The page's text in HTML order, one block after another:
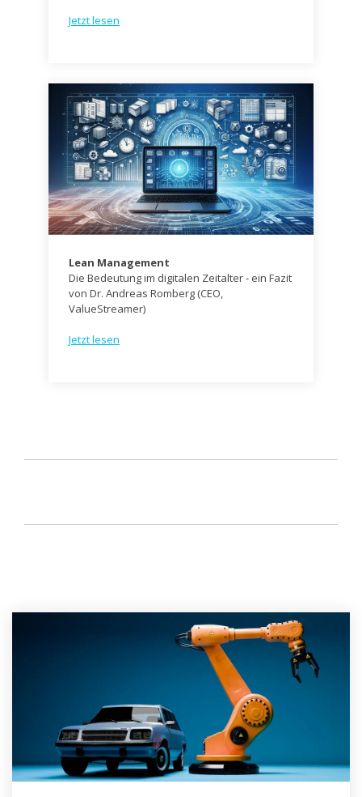
Jetzt lesen
Lean Management
Die Bedeutung im digitalen Zeitalter - ein Fazit
von Dr. Andreas Romberg (CEO,
ValueStreamer)
Jetzt lesen